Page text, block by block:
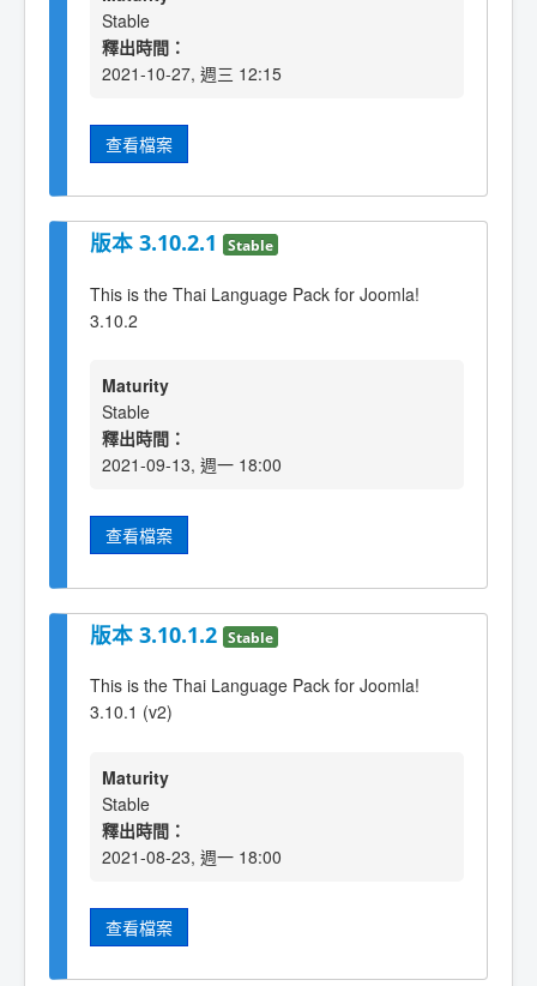
Stable
釋出時間：
2021-10-27, 週三 12:15
查看檔案
版本 3.10.2.1 Stable
This is the Thai Language Pack for Joomla!
3.10.2
Maturity
Stable
釋出時間：
2021-09-13, 週一 18:00
查看檔案
版本 3.10.1.2 Stable
This is the Thai Language Pack for Joomla!
3.10.1 (v2)
Maturity
Stable
釋出時間：
2021-08-23, 週一 18:00
查看檔案